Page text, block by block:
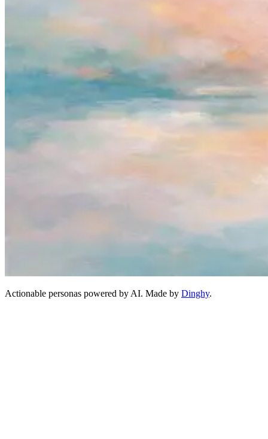
Actionable personas powered by AI. Made by Dinghy.